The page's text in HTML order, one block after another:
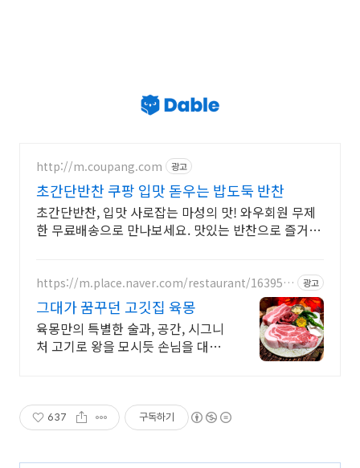
http://m.coupang.com 광고
초간단반찬 쿠팡 입맛 돋우는 밥도둑 반찬
초간단반찬, 입맛 사로잡는 마성의 맛! 와우회원 무제
한 무료배송으로 만나보세요. 맛있는 반찬으로 즐거운
https://m.place.naver.com/restaurant/163951
광고
그대가 꿈꾸던 고깃집 육몽
육몽만의 특별한 술과, 공간, 시그니
처 고기로 왕을 모시듯 손님을 대접
637 구독하기